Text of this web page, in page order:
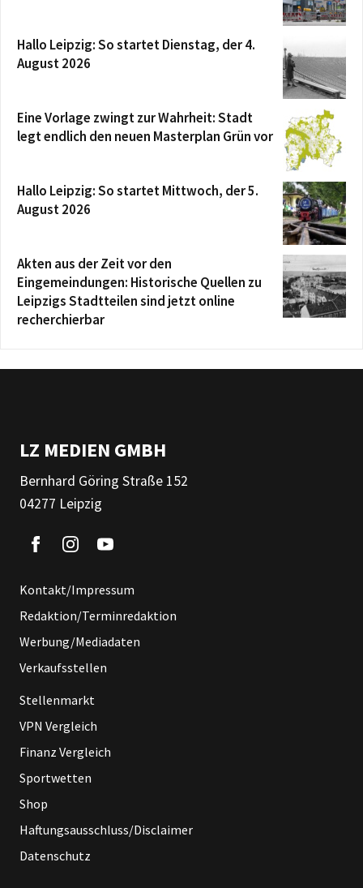
Hallo Leipzig: So startet Dienstag, der 4.
August 2026
Eine Vorlage zwingt zur Wahrheit: Stadt
legt endlich den neuen Masterplan Grün vor
Hallo Leipzig: So startet Mittwoch, der 5.
August 2026
Akten aus der Zeit vor den
Eingemeindungen: Historische Quellen zu
Leipzigs Stadtteilen sind jetzt online
recherchierbar
LZ MEDIEN GMBH
Bernhard Göring Straße 152
04277 Leipzig
Kontakt/Impressum
Redaktion/Terminredaktion
Werbung/Mediadaten
Verkaufsstellen
Stellenmarkt
VPN Vergleich
Finanz Vergleich
Sportwetten
Shop
Haftungsausschluss/Disclaimer
Datenschutz